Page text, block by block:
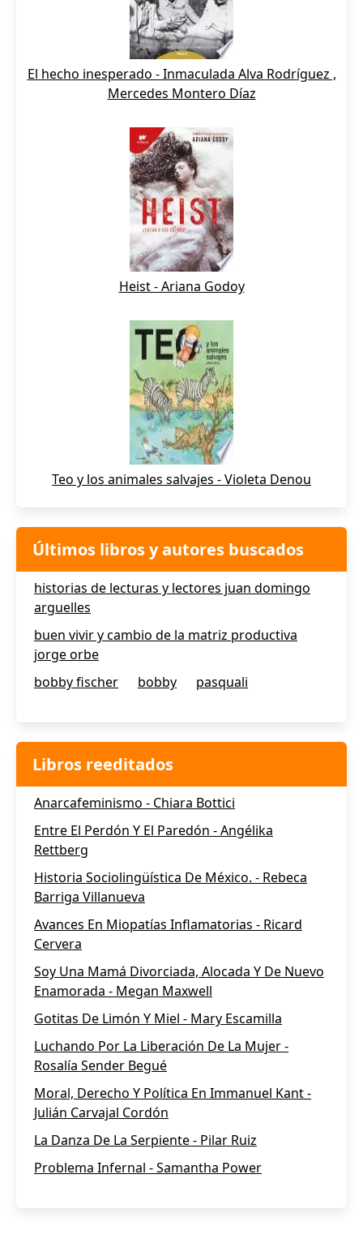
El hecho inesperado - Inmaculada Alva Rodríguez ,
Mercedes Montero Díaz
Heist - Ariana Godoy
Teo y los animales salvajes - Violeta Denou
Últimos libros y autores buscados
historias de lecturas y lectores juan domingo
arguelles
buen vivir y cambio de la matriz productiva
jorge orbe
bobby fischer
bobby pasquali
Libros reeditados
Anarcafeminismo - Chiara Bottici
Entre El Perdón Y El Paredón - Angélika
Rettberg
Historia Sociolingüística De México. - Rebeca
Barriga Villanueva
Avances En Miopatías Inflamatorias - Ricard
Cervera
Soy Una Mamá Divorciada, Alocada Y De Nuevo
Enamorada - Megan Maxwell
Gotitas De Limón Y Miel - Mary Escamilla
Luchando Por La Liberación De La Mujer -
Rosalía Sender Begué
Moral, Derecho Y Política En Immanuel Kant -
Julián Carvajal Cordón
La Danza De La Serpiente - Pilar Ruiz
Problema Infernal - Samantha Power